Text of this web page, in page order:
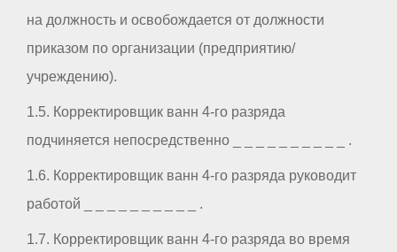
на должность и освобождается от должности
приказом по организации (предприятию/
учреждению).
1.5. Корректировщик ванн 4-го разряда
подчиняется непосредственно _ _ _ _ _ _ _ _ _ _ .
1.6. Корректировщик ванн 4-го разряда руководит
работой _ _ _ _ _ _ _ _ _ _ .
1.7. Корректировщик ванн 4-го разряда во время